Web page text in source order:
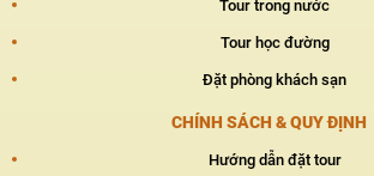
Tour trong nước
Tour học đường
Đặt phòng khách sạn
CHÍNH SÁCH & QUY ĐỊNH
Hướng dẫn đặt tour